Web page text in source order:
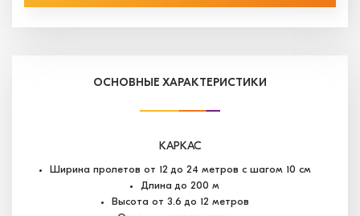
ОСНОВНЫЕ ХАРАКТЕРИСТИКИ
КАРКАС
Ширина пролетов от 12 до 24 метров с шагом 10 см
Длина до 200 м
Высота от 3.6 до 12 метров